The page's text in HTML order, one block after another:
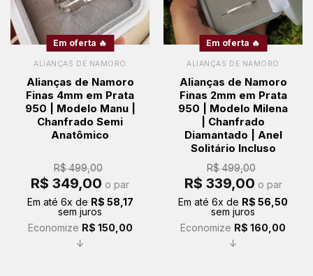
Em oferta 🔥
ALIANÇAS DE NAMORO
Alianças de Namoro
Finas 4mm em Prata
950 | Modelo Manu |
Chanfrado Semi
Anatômico
R$499,00
O
preço
era:
R$ 499,00.
R$ 349,00 preço
é:
o par
Em até 6x de R$ 58,17
sem juros
Economize R$ 150,00
↓
Em oferta 🔥
ALIANÇAS DE NAMORO
Alianças de Namoro
Finas 2mm em Prata
950 | Modelo Milena
| Chanfrado
Diamantado | Anel
Solitário Incluso
R$499,00
O
preço
era:
R$ 499,00.
R$ 339,00preço
é:
R$ 339,00.
o par
Em até 6x de R$ 56,50
sem juros
Economize R$ 160,00
↓